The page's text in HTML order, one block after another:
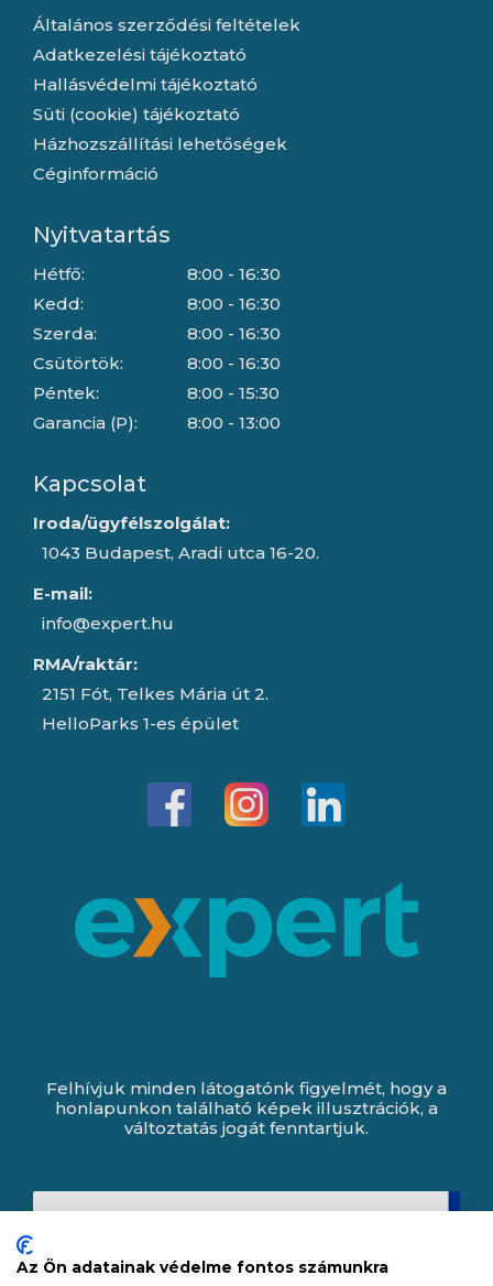
Általános szerződési feltételek
Adatkezelési tájékoztató
Hallásvédelmi tájékoztató
Süti (cookie) tájékoztató
Házhozszállítási lehetőségek
Céginformáció
Nyitvatartás
Hétfő:
Kedd:
Szerda:
Csütörtök:
Péntek:
Garancia (P):
8:00 - 16:30
8:00 - 16:30
8:00 - 16:30
8:00 - 16:30
8:00 - 15:30
8:00 - 13:00
Kapcsolat
Iroda/ügyfélszolgálat:
1043 Budapest, Aradi utca 16-20.
E-mail:
info@expert.hu
RMA/raktár:
2151 Fót, Telkes Mária út 2.
HelloParks 1-es épület
Felhívjuk minden látogatónk figyelmét, hogy a
honlapunkon található képek illusztrációk, a
változtatás jogát fenntartjuk.
Az Ön adatainak védelme fontos számunkra